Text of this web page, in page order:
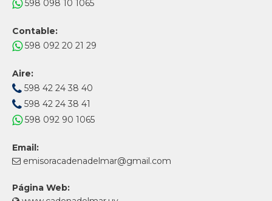
598 098 10 1065
Contable:
598 092 20 21 29
Aire:
598 42 24 38 40
598 42 24 38 41
598 092 90 1065
Email:
emisoracadenadelmar@gmail.com
Página Web: